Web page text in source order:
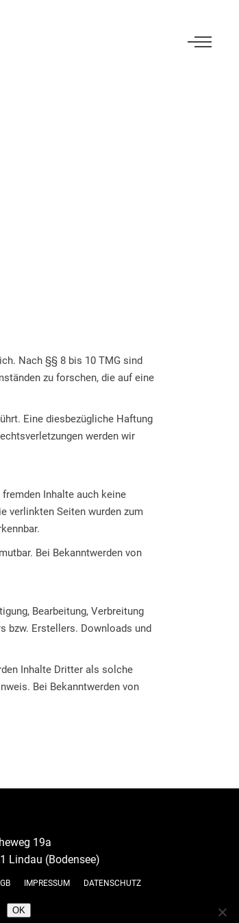
Nach §§ 8 bis 10 TMG sind
zu forschen, die auf eine
Eine diesbezügliche Haftung
werden wir
Inhalte auch keine
verlinkten Seiten wurden zum
Bei Bekanntwerden von
Bearbeitung, Verbreitung
bzw. Erstellers. Downloads und
Inhalte Dritter als solche
Bei Bekanntwerden von
19a
Lindau (Bodensee)
DATENSCHUTZ
IMPRESSUM
OK